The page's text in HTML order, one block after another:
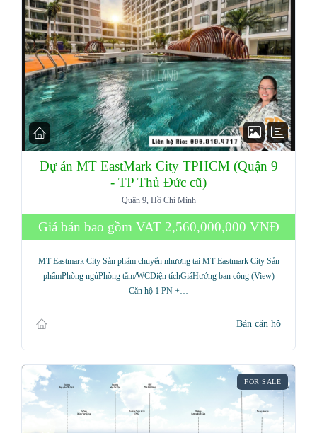
Dự án MT EastMark City TPHCM (Quận 9
- TP Thủ Đức cũ)
Quận 9, Hồ Chí Minh
Giá bán bao gồm VAT 2,560,000,000 VNĐ
MT Eastmark City Sản phẩm chuyển nhượng tại MT Eastmark City Sản
phẩmPhòng ngủPhòng tắm/WCDiện tíchGiáHướng ban công (View)
Căn hộ 1 PN +…
Bán căn hộ
FOR SALE